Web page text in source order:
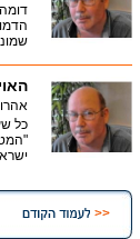
כל